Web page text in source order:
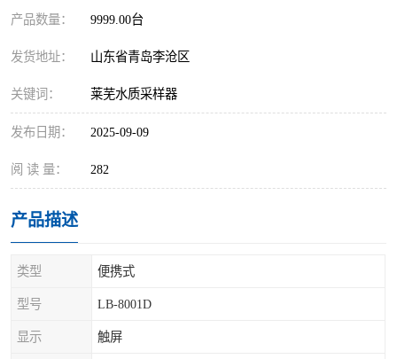
产品数量： 9999.00台
发货地址： 山东省青岛李沧区
关键词： 莱芜水质采样器
发布日期： 2025-09-09
阅 读 量： 282
产品描述
类型 便携式
型号 LB-8001D
显示 触屏